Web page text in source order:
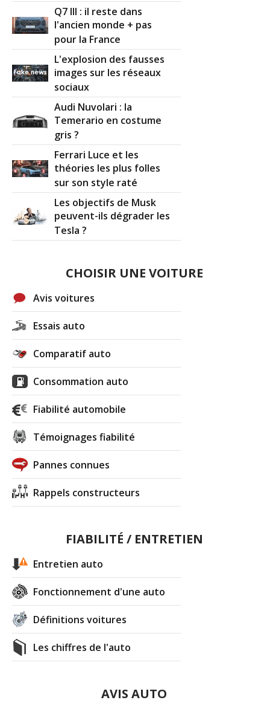
Q7 III : il reste dans
l'ancien monde + pas
pour la France
L'explosion des fausses
images sur les réseaux
sociaux
Audi Nuvolari : la
Temerario en costume
gris ?
Ferrari Luce et les
théories les plus folles
sur son style raté
Les objectifs de Musk
peuvent-ils dégrader les
Tesla ?
CHOISIR UNE VOITURE
Avis voitures
Essais auto
Comparatif auto
Consommation auto
Fiabilité automobile
Témoignages fiabilité
Pannes connues
Rappels constructeurs
FIABILITÉ / ENTRETIEN
Entretien auto
Fonctionnement d'une auto
Définitions voitures
Les chiffres de l'auto
AVIS AUTO